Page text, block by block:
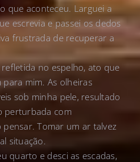
que aconteceu. Larguei a
escrevia e passei os dedos
frustrada de recuperar a
no espelho, ato que
mim. As olheiras
sob minha pele, resultado
perturbada com
Tomar um ar talvez
situação.
quarto e desci as escadas,